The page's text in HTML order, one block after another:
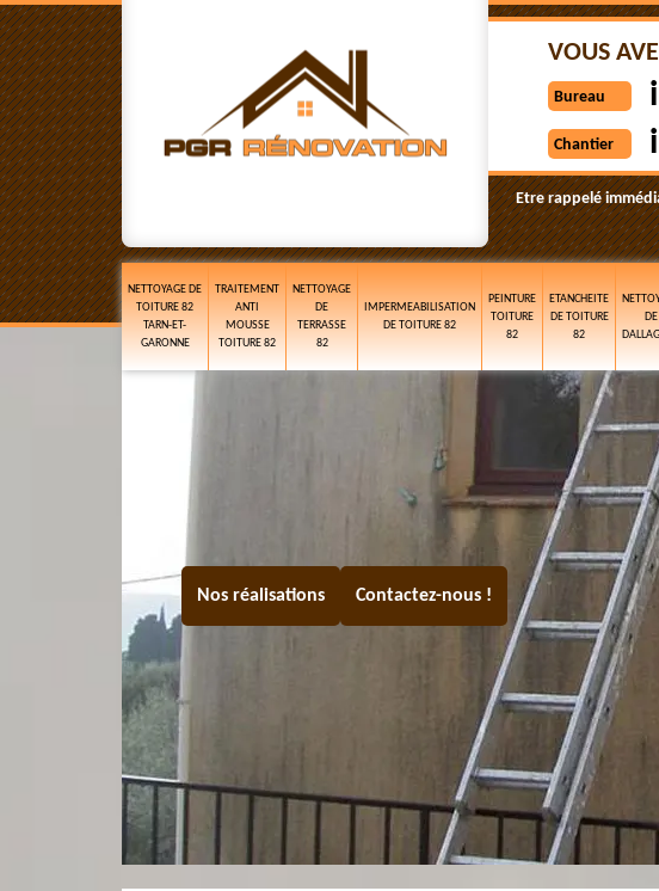
VOUS
Bureau
Chantier
Etre rappelé
NETTOYAGE DE
TOITURE 82
TARN-ET-
GARONNE
TRAITEMENT
ANTI
MOUSSE
TOITURE 82
NETTOYAGE
DE
TERRASSE
82
IMPERMEABILISATION
DE TOITURE 82
PEINTURE
TOITURE
82
ETANCHEITE
DE TOITURE
82
DE
Nos réalisations Contactez-nous !